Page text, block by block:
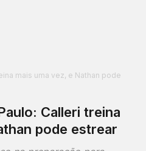
mais uma vez, e Nathan pode
Calleri treina
pode estrear